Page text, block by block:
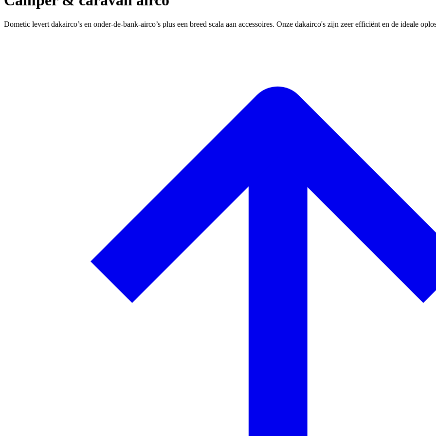
Dometic levert dakairco’s en onder-de-bank-airco’s plus een breed scala aan accessoires. Onze dakairco's zijn zeer efficiënt en de ideale